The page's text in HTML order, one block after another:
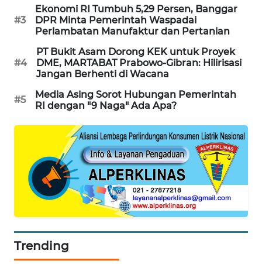
#3
Ekonomi RI Tumbuh 5,29 Persen, Banggar
DPR Minta Pemerintah Waspadai
Perlambatan Manufaktur dan Pertanian
#4
PT Bukit Asam Dorong KEK untuk Proyek
DME, MARTABAT Prabowo-Gibran: Hilirisasi
Jangan Berhenti di Wacana
#5
Media Asing Sorot Hubungan Pemerintah
RI dengan "9 Naga" Ada Apa?
Trending
METRO
JAKARTA
NEWS
KRT
NEWS
KARING
JURNAL
MARITIM
GARONGGANG